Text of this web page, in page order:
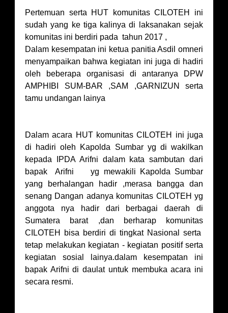
Pertemuan serta HUT komunitas CILOTEH ini
sudah yang ke tiga kalinya di laksanakan sejak
komunitas ini berdiri pada tahun 2017 ,
Dalam kesempatan ini ketua panitia Asdil omneri
menyampaikan bahwa kegiatan ini juga di hadiri
oleh beberapa organisasi di antaranya DPW
AMPHIBI SUM-BAR ,SAM ,GARNIZUN serta
tamu undangan lainya
Dalam acara HUT komunitas CILOTEH ini juga
di hadiri oleh Kapolda Sumbar yg di wakilkan
kepada IPDA Arifni dalam kata sambutan dari
bapak Arifni yg mewakili Kapolda Sumbar
yang berhalangan hadir ,merasa bangga dan
senang Dangan adanya komunitas CILOTEH yg
anggota nya hadir dari berbagai daerah di
Sumatera barat ,dan berharap komunitas
CILOTEH bisa berdiri di tingkat Nasional serta
tetap melakukan kegiatan - kegiatan positif serta
kegiatan sosial lainya.dalam kesempatan ini
bapak Arifni di daulat untuk membuka acara ini
secara resmi.